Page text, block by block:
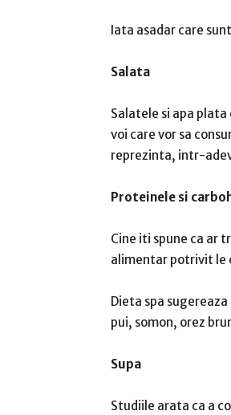
Iata asadar care
Salata
Salatele si apa
voi care vor sa
reprezinta, intr-
Proteinele si
Cine iti spune ca ar
alimentar potrivit le
Dieta spa
pui, somon, orez
Supa
Studiile arata ca a